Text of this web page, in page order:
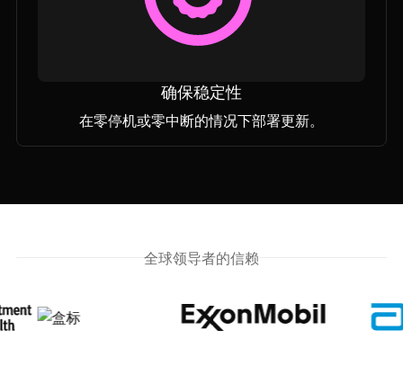
确保稳定性
在零停机或零中断的情况下部署更新。
全球领导者的信赖